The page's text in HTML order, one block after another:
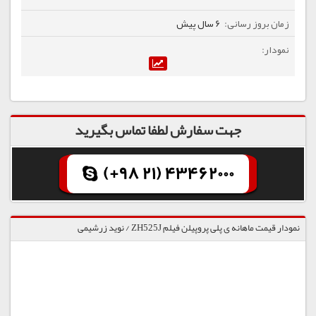
6 سال پیش
جهت سفارش لطفا تماس بگیرید
(+98 21) 43462000
نمودار قیمت ماهانه ی پلی پروپیلن فیلم ZH525J / نوید زرشیمی